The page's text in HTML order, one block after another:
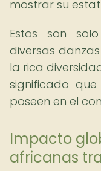
mostrar su
Estos son
diversas
la rica
significado
poseen en el
Impacto
africanas